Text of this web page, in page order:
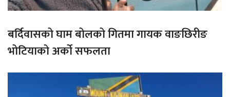
बर्दिवासको घाम बोलको गितमा गायक वाङछिरीङ
भोटियाको अर्को सफलता